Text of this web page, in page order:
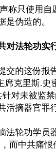
称只使用自
是伪造的。
对法轮功实
交的这份报
席克里斯.史
对未被监
活摘器官罪
法轮功学员
而中共痛恨